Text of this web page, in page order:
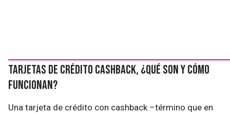
Tarjetas de crédito cashback, ¿qué son y cómo
funcionan?
Una tarjeta de crédito con cashback –término que en